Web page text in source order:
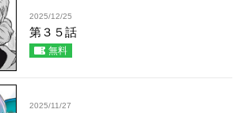
2025/12/25
第３５話
無料
2025/11/27